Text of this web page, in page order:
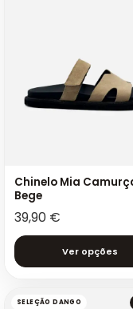
Chinelo Mia
Bege
39,90 €
Ver opções
SELEÇÃO DANGO